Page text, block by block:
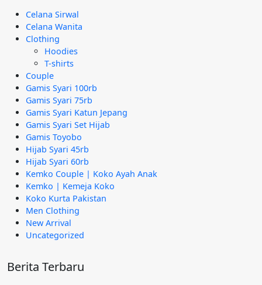
Celana Sirwal
Celana Wanita
Clothing
Hoodies
T-shirts
Couple
Gamis Syari 100rb
Gamis Syari 75rb
Gamis Syari Katun Jepang
Gamis Syari Set Hijab
Gamis Toyobo
Hijab Syari 45rb
Hijab Syari 60rb
Kemko Couple | Koko Ayah Anak
Kemko | Kemeja Koko
Koko Kurta Pakistan
Men Clothing
New Arrival
Uncategorized
Berita Terbaru